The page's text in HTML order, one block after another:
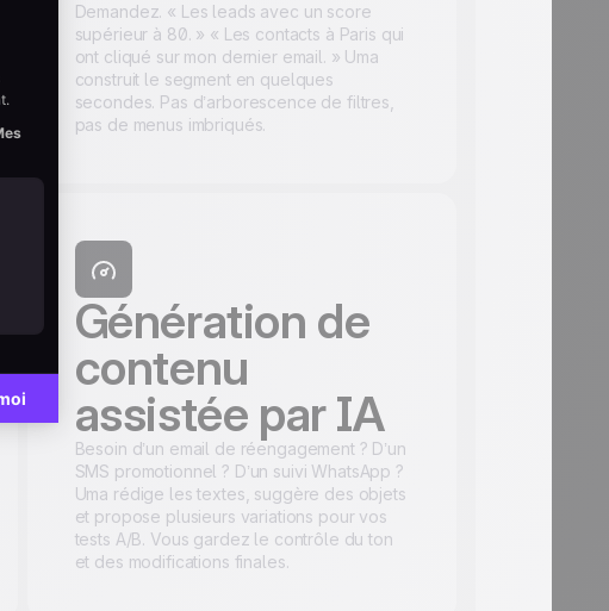
Demandez. « Les leads avec un score
supérieur à 80. » « Les contacts à Paris qui
ont cliqué sur mon dernier email. » Uma
construit le segment en quelques
secondes. Pas d’arborescence de filtres,
pas de menus imbriqués.
Génération de
contenu
assistée par IA
Besoin d’un email de réengagement ? D’un
SMS promotionnel ? D’un suivi WhatsApp ?
Uma rédige les textes, suggère des objets
et propose plusieurs variations pour vos
tests A/B. Vous gardez le contrôle du ton
et des modifications finales.